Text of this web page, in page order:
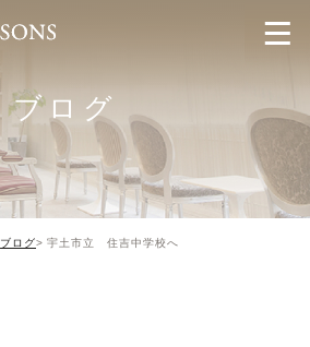
ブログ
ブログ 宇土市立 住吉中学校へ